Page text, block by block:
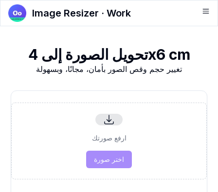
Image Resizer · Work
تحويل الصورة إلى 4x6 cm
تغيير حجم وقص الصور بأمان، مجانًا، وبسهولة
ارفع صورتك
اختر صورة